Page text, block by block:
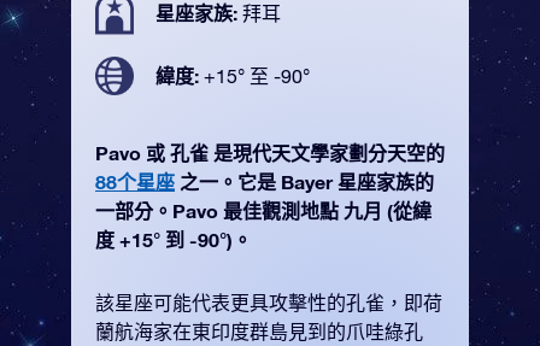
星座家族: 拜耳
緯度: +15° 至 -90°
Pavo 或 孔雀 是現代天文學家劃分天空的
88个星座 之一。它是 Bayer 星座家族的
一部分。Pavo 最佳觀測地點 九月 (從緯
度 +15° 到 -90°)。
該星座可能代表更具攻擊性的孔雀，即荷
蘭航海家在東印度群島見到的爪哇綠孔